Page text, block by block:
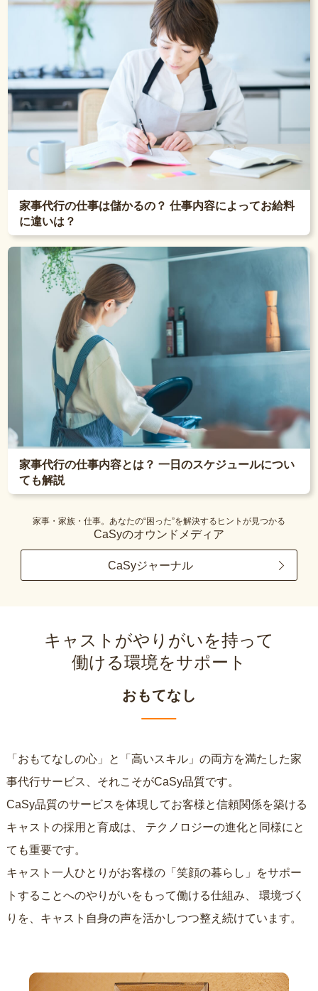
家事代行の仕事は儲かるの？ 仕事内容によってお給料
に違いは？
家事代行の仕事内容とは？ 一日のスケジュールについ
ても解説
家事・家族・仕事。あなたの“困った”を解決するヒントが見つかる
CaSyのオウンドメディア
CaSyジャーナル
キャストがやりがいを持って
働ける環境をサポート
おもてなし
「おもてなしの心」と「高いスキル」の両方を満たした家
事代行サービス、それこそがCaSy品質です。
CaSy品質のサービスを体現してお客様と信頼関係を築ける
キャストの採用と育成は、
ても重要です。
キャスト一人ひとりがお客様の「笑顔の暮らし」をサポー
トすることへのやりがいをもって働ける仕組み、
りを、キャスト自身の声を活かしつつ整え続けています。